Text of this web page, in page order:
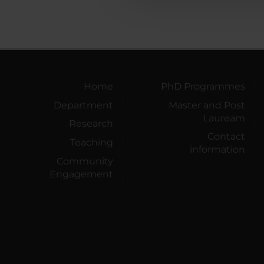
Home
Department
Research
Teaching
Community
Engagement
PhD Programmes
Master and Post
Lauream
Contact
information